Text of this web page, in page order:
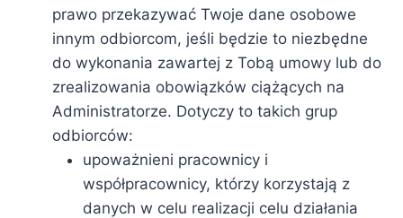
prawo przekazywać Twoje dane osobowe
innym odbiorcom, jeśli będzie to niezbędne
do wykonania zawartej z Tobą umowy lub do
zrealizowania obowiązków ciążących na
Administratorze. Dotyczy to takich grup
odbiorców:
upoważnieni pracownicy i
współpracownicy, którzy korzystają z
danych w celu realizacji celu działania